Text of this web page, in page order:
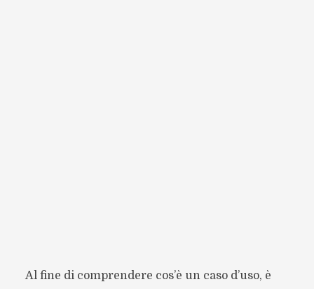
Al fine di comprendere cos’è un caso d’uso, è